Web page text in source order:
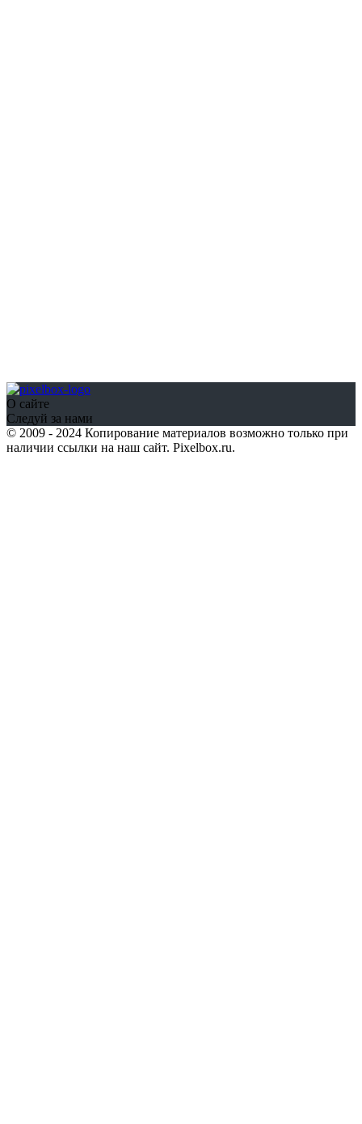
О сайте
Следуй за нами
© 2009 - 2024 Копирование материалов возможно только при
наличии ссылки на наш сайт. Pixelbox.ru.